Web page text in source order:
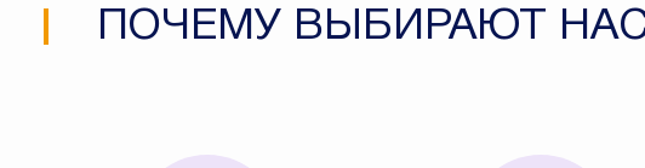
ПОЧЕМУ ВЫБИРАЮТ